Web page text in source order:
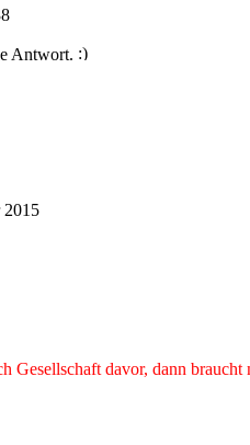
Antwort.
2015
Gesellschaft davor, dann